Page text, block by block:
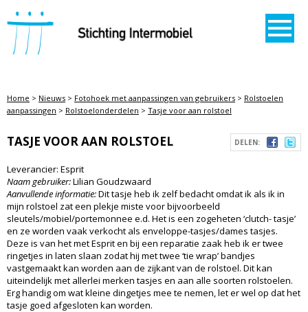
STICHTING INTERMOBIEL
Home > Nieuws > Fotohoek met aanpassingen van gebruikers > Rolstoelen
aanpassingen > Rolstoelonderdelen > Tasje voor aan rolstoel
DELEN:
TASJE VOOR AAN ROLSTOEL
Leverancier: Esprit
Naam gebruiker:Lilian Goudzwaard
Aanvullende informatie:Dit tasje heb ik zelf bedacht omdat ik als ik in
mijn rolstoel zat een plekje miste voor bijvoorbeeld
sleutels/mobiel/portemonnee e.d. Het is een zogeheten ‘clutch- tasje’
en ze worden vaak verkocht als enveloppe-tasjes/dames tasjes.
Deze is van het met Esprit en bij een reparatie zaak heb ik er twee
ringetjes in laten slaan zodat hij met twee ‘tie wrap’ bandjes
vastgemaakt kan worden aan de zijkant van de rolstoel. Dit kan
uiteindelijk met allerlei merken tasjes en aan alle soorten rolstoelen.
Erg handig om wat kleine dingetjes mee te nemen, let er wel op dat het
tasje goed afgesloten kan worden.